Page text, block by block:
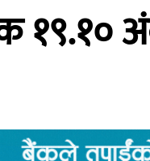
१९.१०